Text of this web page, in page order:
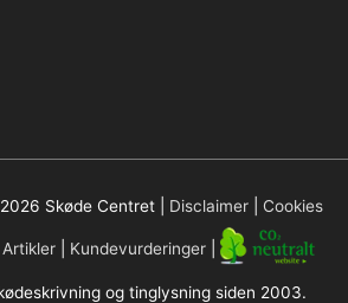
Skøde Centret Disclaimer Cookies
Artikler| Kundevurderinger|
og tinglysning siden 2003.